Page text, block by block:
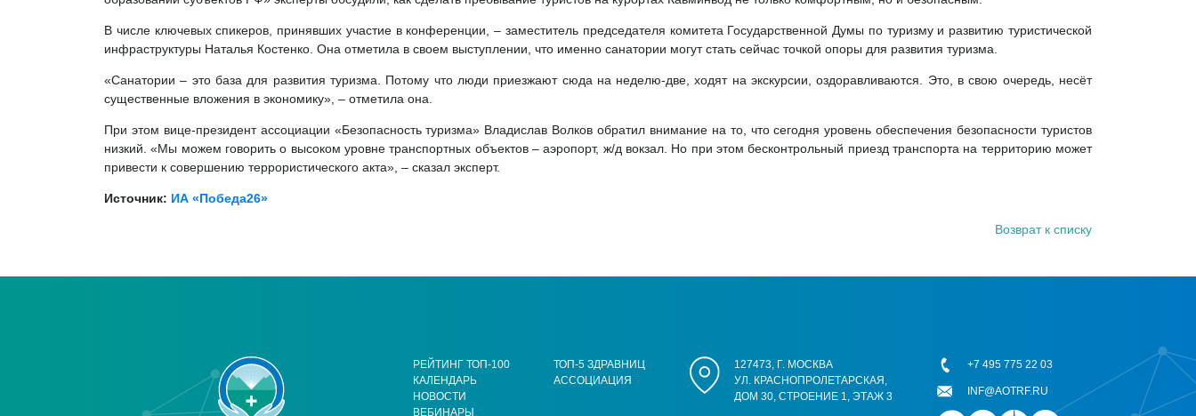
В числе ключевых спикеров, принявших участие в конференции, – заместитель председателя комитета Государственной Думы по туризму и развитию туристической
инфраструктуры Наталья Костенко. Она отметила в своем выступлении, что именно санатории могут стать сейчас точкой опоры для развития туризма.
«Санатории – это база для развития туризма. Потому что люди приезжают сюда на неделю-две, ходят на экскурсии, оздоравливаются. Это, в свою очередь, несёт
существенные вложения в экономику», – отметила она.
При этом вице-президент ассоциации «Безопасность туризма» Владислав Волков обратил внимание на то, что сегодня уровень обеспечения безопасности туристов
низкий. «Мы можем говорить о высоком уровне транспортных объектов – аэропорт, ж/д вокзал. Но при этом бесконтрольный приезд транспорта на территорию может
привести к совершению террористического акта», – сказал эксперт.
Источник: ИА «Победа26»
Возврат к списку
РЕЙТИНГ ТОП-100
КАЛЕНДАРЬ
НОВОСТИ
ВЕБИНАРЫ
ТОП-5 ЗДРАВНИЦ
АССОЦИАЦИЯ
127473, Г. МОСКВА
УЛ. КРАСНОПРОЛЕТАРСКАЯ,
ДОМ 30, СТРОЕНИЕ 1, ЭТАЖ 3
+7 495 775 22 03
INF@AOTRF.RU